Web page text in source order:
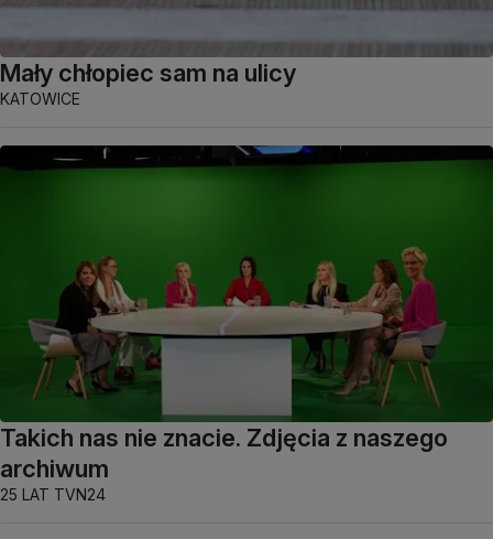
Mały chłopiec sam na ulicy
KATOWICE
Takich nas nie znacie. Zdjęcia z naszego
archiwum
25 LAT TVN24